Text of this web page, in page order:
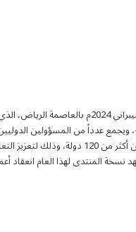
انطلقت، اليوم، أعمال النسخة الرابعة من المنتدى
، ويجمع عدداً من المسؤولين
وزراء ووزراء، وصناع قرار وسياسات، وقادة فكر،
المنتدى لهذا العام انعقاد